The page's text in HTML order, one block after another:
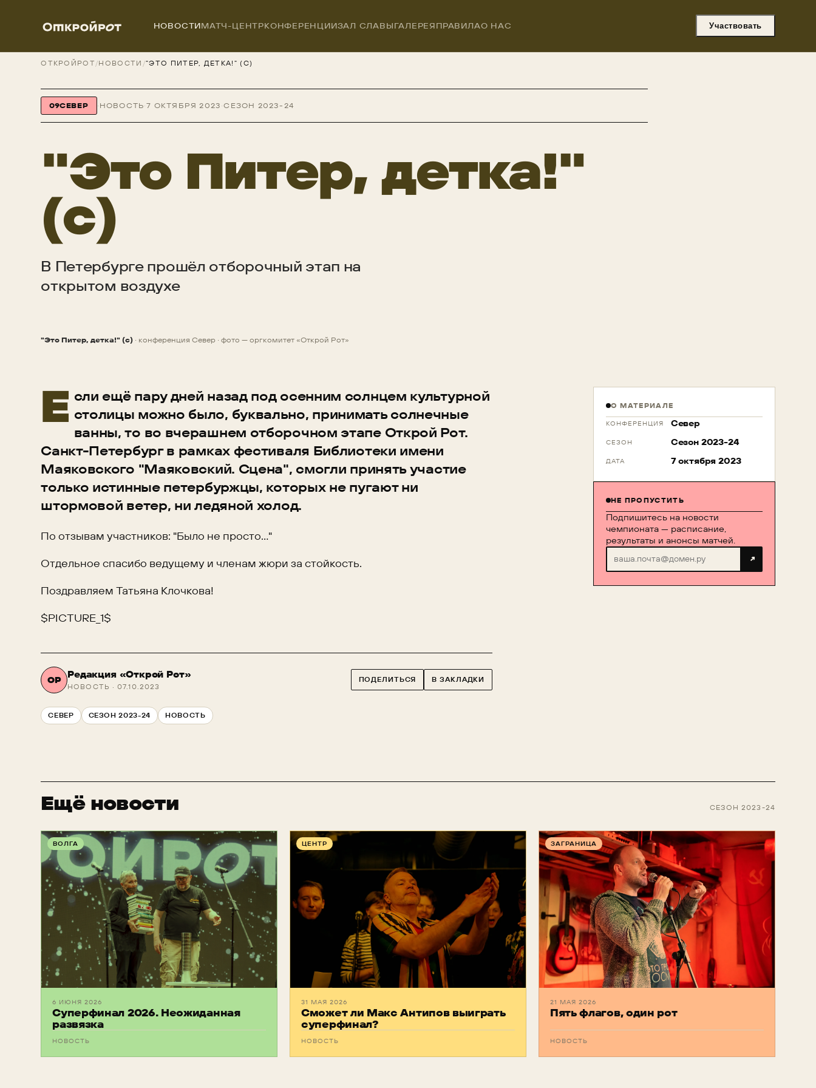
НОВОСТИМАТЧ-ЦЕНТРКОНФЕРЕНЦИИЗАЛ СЛАВЫГАЛЕРЕЯПРАВИЛАО НАС Участвовать
ОТКРОЙРОТ /НОВОСТИ /"ЭТО ПИТЕР, ДЕТКА!" (C)
09СЕВЕР · НОВОСТЬ·7 ОКТЯБРЯ 2023 ·СЕЗОН 2023-24
"Это Питер, детка!"
(c)
В Петербурге прошёл отборочный этап на
открытом воздухе
"Это Питер, детка!" (c) · конференция Север · фото — оргкомитет «Открой Рот»
Е сли ещё пару дней назад под осенним солнцем культурной
столицы можно было, буквально, принимать солнечные
ванны, то во вчерашнем отборочном этапе Открой Рот.
Санкт-Петербург в рамках фестиваля Библиотеки имени
Маяковского "Маяковский. Сцена", смогли принять участие
только истинные петербуржцы, которых не пугают ни
штормовой ветер, ни ледяной холод.
По отзывам участников: "Было не просто..."
Отдельное спасибо ведущему и членам жюри за стойкость.
Поздравляем Татьяна Клочкова!
$PICTURE_1$
ОР Редакция «Открой Рот»
НОВОСТЬ · 07.10.2023
ПОДЕЛИТЬСЯ В ЗАКЛАДКИ
СЕВЕР СЕЗОН 2023-24 НОВОСТЬ
О МАТЕРИАЛЕ
КОНФЕРЕНЦИЯ Север
СЕЗОН Сезон 2023-24
ДАТА 7 октября 2023
НЕ ПРОПУСТИТЬ
Подпишитесь на новости
чемпионата — расписание,
результаты и анонсы матчей.
↗
Ещё новости СЕЗОН 2023-24
ВОЛГА
6 ИЮНЯ 2026
Суперфинал 2026. Неожиданная
развязка
НОВОСТЬ
ЦЕНТР
31 МАЯ 2026
Сможет ли Макс Антипов выиграть
суперфинал?
НОВОСТЬ
ЗАГРАНИЦА
21 МАЯ 2026
Пять флагов, один рот
НОВОСТЬ